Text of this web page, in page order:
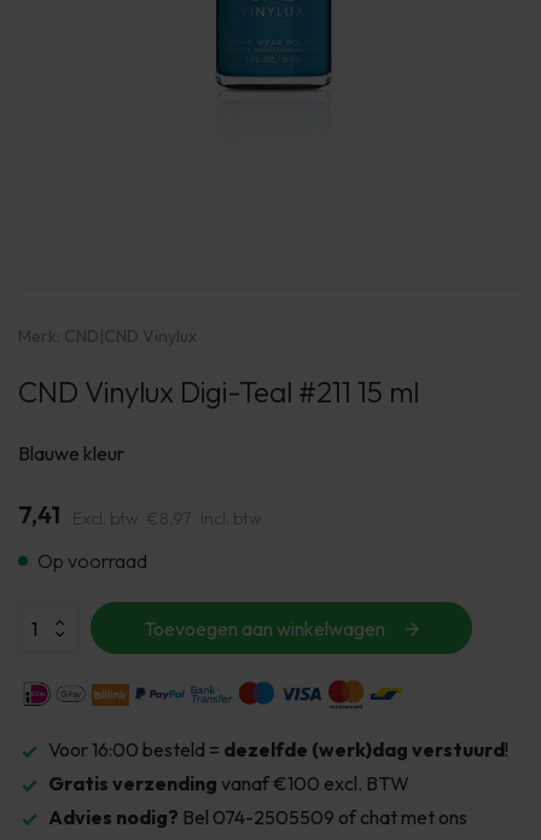
Merk: CND|CND Vinylux
CND Vinylux Digi-Teal #211 15 ml
Blauwe kleur
7,41 Excl. btw €8,97 Incl. btw
Op voorraad
Toevoegen aan winkelwagen
Voor 16:00 besteld = dezelfde (werk)dag verstuurd!
Gratis verzending vanaf €100 excl. BTW
Advies nodig? Bel 074-2505509 of chat met ons